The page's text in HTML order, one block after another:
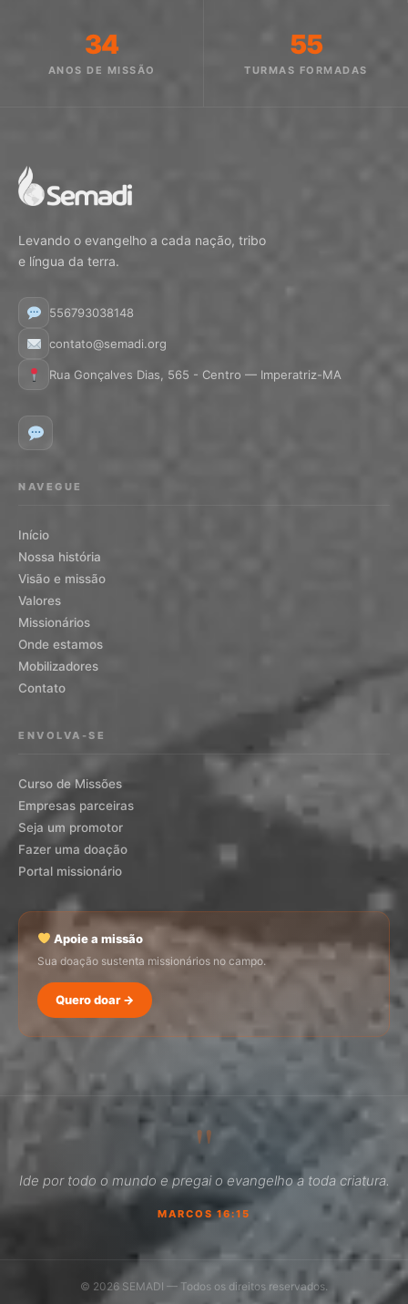
34
ANOS DE MISSÃO
55
TURMAS FORMADAS
Levando o evangelho a cada nação, tribo
e língua da terra.
556793038148
contato@semadi.org
Rua Gonçalves Dias, 565 - Centro — Imperatriz-MA
NAVEGUE
Início
Nossa história
Visão e missão
Valores
Missionários
Onde estamos
Mobilizadores
Contato
ENVOLVA-SE
Curso de Missões
Empresas parceiras
Seja um promotor
Fazer uma doação
Portal missionário
Apoie a missão
Sua doação sustenta missionários no campo.
Quero doar →
"
Ide por todo o mundo e pregai o evangelho a toda criatura.
MARCOS 16:15
© 2026 SEMADI — Todos os direitos reservados.
Como faço para doar?
Como ser um promotor?